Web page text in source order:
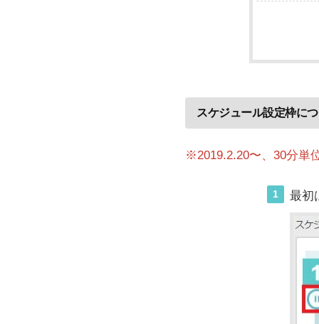
スケジュール設定枠に
※2019.2.20〜、30分単
1 最初